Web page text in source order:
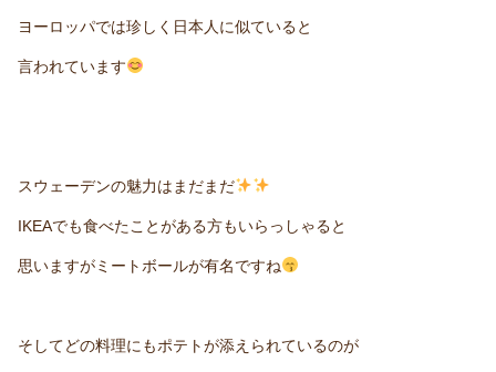
ヨーロッパでは珍しく日本人に似ていると
言われています
スウェーデンの魅力はまだまだ
IKEAでも食べたことがある方もいらっしゃると
思いますがミートボールが有名ですね
そしてどの料理にもポテトが添えられているのが